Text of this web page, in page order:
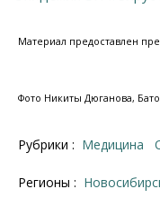
Материал предоставлен
Фото Никиты Дюганова,
Рубрики : Медицина
Регионы :